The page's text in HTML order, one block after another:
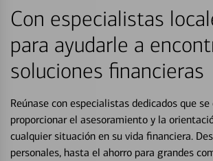
Con especialistas
para ayudarle a
soluciones financieras
Reúnase con especialistas dedicados que
proporcionar el asesoramiento y la
cualquier situación en su vida financiera.
personales, hasta el ahorro para grandes